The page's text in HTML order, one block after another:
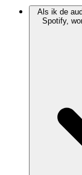
Als ik de
Spotify,